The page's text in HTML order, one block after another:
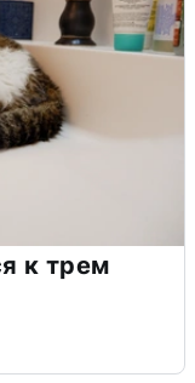
к трем